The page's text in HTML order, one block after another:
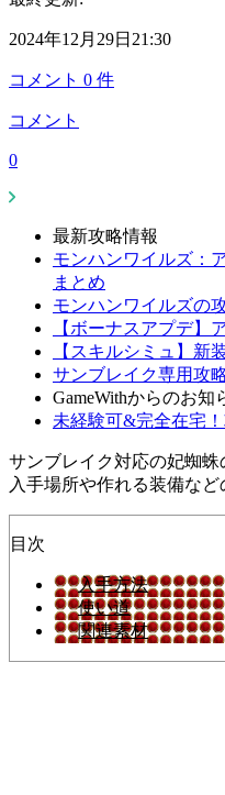
2024年12月29日21:30
コメント 0 件
コメント
0
最新攻略情報
モンハンワイルズ：
まとめ
モンハンワイルズの
【ボーナスアプデ】
【スキルシミュ】新
サンブレイク専用攻
GameWithからのお知
未経験可&完全在宅
サンブレイク対応の妃蜘蛛
入手場所や作れる装備など
目次
入手方法
使い道
関連素材